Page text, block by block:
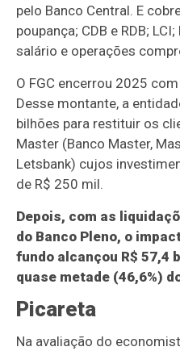
pelo Banco Central. E
poupança; CDB e RDB;
salário e operações
O FGC encerrou 2025
Desse montante, a
bilhões para restituir os
Master (Banco Master,
Letsbank) cujos
de R$ 250 mil.
Depois, com as
do Banco Pleno, o
fundo alcançou R$ 57,4
quase metade (46,6%)
Picareta
Na avaliação do